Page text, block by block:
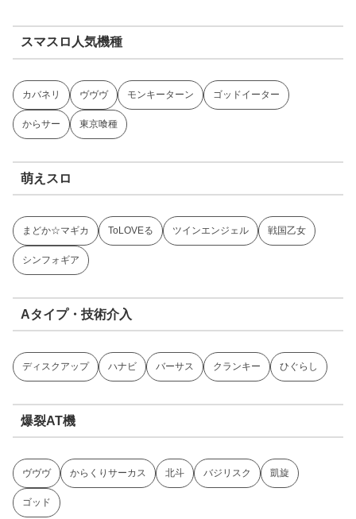
スマスロ人気機種
カバネリ ヴヴヴ モンキーターン ゴッドイーター
からサー 東京喰種
萌えスロ
まどか☆マギカ ToLOVEる ツインエンジェル 戦国乙女
シンフォギア
Aタイプ・技術介入
ディスクアップ ハナビ バーサス クランキー ひぐらし
爆裂AT機
ヴヴヴ からくりサーカス 北斗 バジリスク 凱旋
ゴッド